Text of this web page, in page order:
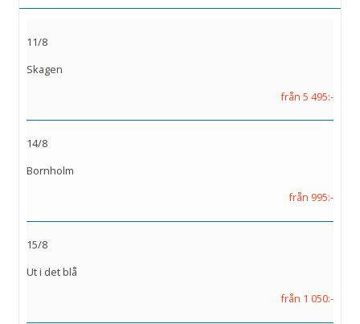
11/8
Skagen
från 5 495:-
14/8
Bornholm
från 995:-
15/8
Ut i det blå
från 1 050:-